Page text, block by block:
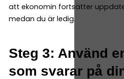
att ekonomin fortsätter
medan du är ledig.
Steg 3: Använd
som svarar på